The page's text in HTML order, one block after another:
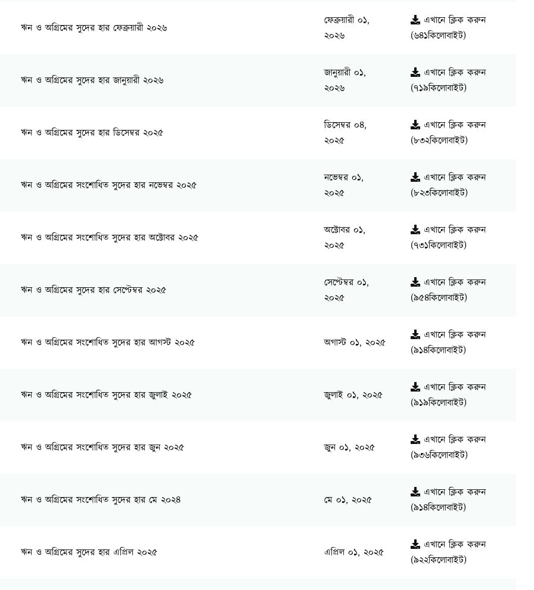
ঋন ও অগ্রিমের সুদের হার ফেব্রুয়ারী ২০২৬
ফেব্রুয়ারী ০১,
২০২৬
এখানে ক্লিক করুন
(৬৪১কিলোবাইট)
ঋন ও অগ্রিমের সুদের হার জানুয়ারী ২০২৬
জানুয়ারী ০১,
২০২৬
এখানে ক্লিক করুন
(৭১৯কিলোবাইট)
ঋন ও অগ্রিমের সুদের হার ডিসেম্বর ২০২৫
ডিসেম্বর ০৪,
২০২৫
এখানে ক্লিক করুন
(৮৩২কিলোবাইট)
ঋন ও অগ্রিমের সংশোধিত সুদের হার নভেম্বর ২০২৫
নভেম্বর ০১,
২০২৫
এখানে ক্লিক করুন
(৮২৩কিলোবাইট)
ঋন ও অগ্রিমের সংশোধিত সুদের হার অক্টোবর ২০২৫
অক্টোবর ০১,
২০২৫
এখানে ক্লিক করুন
(৭৩১কিলোবাইট)
ঋন ও অগ্রিমের সুদের হার সেপ্টেম্বর ২০২৫
সেপ্টেম্বর ০১,
২০২৫
এখানে ক্লিক করুন
(৯৫৪কিলোবাইট)
ঋন ও অগ্রিমের সংশোধিত সুদের হার আগস্ট ২০২৫ অগাস্ট ০১, ২০২৫
এখানে ক্লিক করুন
(৯১৪কিলোবাইট)
ঋন ও অগ্রিমের সংশোধিত সুদের হার জুলাই ২০২৫ জুলাই ০১, ২০২৫
এখানে ক্লিক করুন
(৯১৯কিলোবাইট)
ঋন ও অগ্রিমের সংশোধিত সুদের হার জুন ২০২৫ জুন ০১, ২০২৫
এখানে ক্লিক করুন
(৯৩৬কিলোবাইট)
ঋন ও অগ্রিমের সংশোধিত সুদের হার মে ২০২৪ মে ০১, ২০২৫
এখানে ক্লিক করুন
(৯১৪কিলোবাইট)
ঋন ও অগ্রিমের সুদের হার এপ্রিল ২০২৫ এপ্রিল ০১, ২০২৫
এখানে ক্লিক করুন
(৯২২কিলোবাইট)